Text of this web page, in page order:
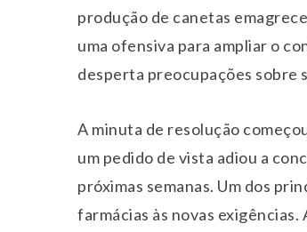
produção de canetas
uma ofensiva para ampliar o
desperta preocupações sobre
A minuta de resolução
um pedido de vista adiou a
próximas semanas. Um dos
farmácias às novas